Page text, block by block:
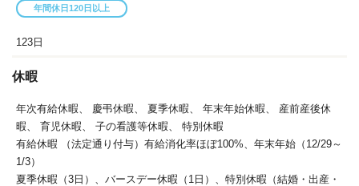
年間休日120日以上
123日
休暇
年次有給休暇、 慶弔休暇、 夏季休暇、 年末年始休暇、
産前産後休
暇、
育児休暇、 子の看護等休暇、
特別休暇
有給休暇 （法定通り付与）有給消化率ほぼ100%、年末年始（12/29～
1/3）
夏季休暇（3日）、バースデー休暇（1日）、特別休暇（結婚・出産・